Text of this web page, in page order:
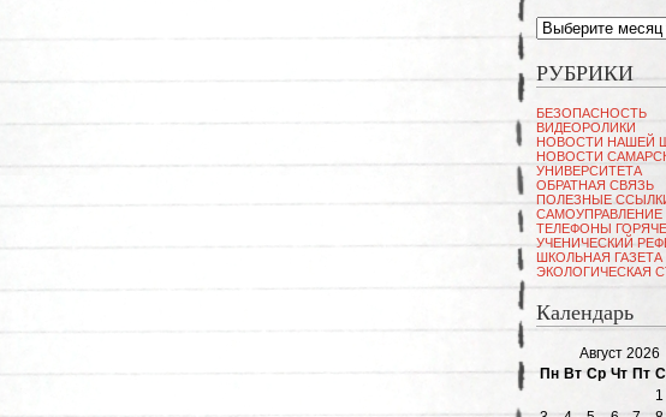
Архив
РУБРИКИ
БЕЗОПАСНОСТЬ
ВИДЕОРОЛИКИ
НОВОСТИ НАШЕЙ
НОВОСТИ
УНИВЕРСИТЕТА
ОБРАТНАЯ СВЯЗЬ
ПОЛЕЗНЫЕ
САМОУПРАВЛЕНИЕ
ТЕЛЕФОНЫ
УЧЕНИЧЕСКИЙ
ШКОЛЬНАЯ ГАЗЕТА
ЭКОЛОГИЧЕСКАЯ
Календарь
Август 2026
Пн Вт Ср Чт Пт
1